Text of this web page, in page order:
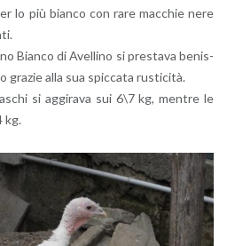
lo più bian­co con rare mac­chie nere
Bian­co di Avel­li­no si pre­sta­va be­nis­
gra­zie alla sua spic­ca­ta ru­sti­ci­tà.
si ag­gi­ra­va sui 6\7 kg, men­tre le
kg.